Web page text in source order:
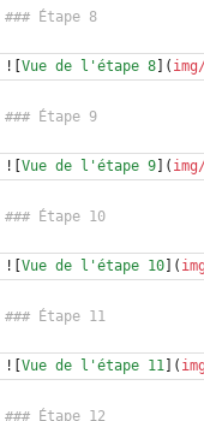
![Vue de l'étape 8](
![Vue de l'étape 9](
![Vue de l'étape 10](
![Vue de l'étape 11](